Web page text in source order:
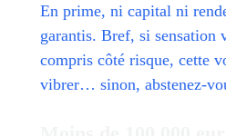
En prime, ni capital ni
garantis. Bref, si sensation
compris côté risque, cette
vibrer… sinon, abstenez-